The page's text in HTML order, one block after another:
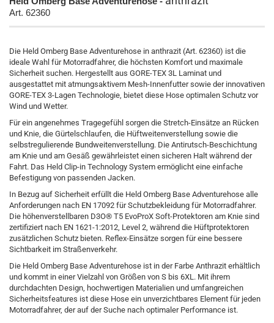
Art. 62360
Die Held Omberg Base Adventurehose in anthrazit (Art. 62360) ist die
ideale Wahl für Motorradfahrer, die höchsten Komfort und maximale
Sicherheit suchen. Hergestellt aus GORE-TEX 3L Laminat und
ausgestattet mit atmungsaktivem Mesh-Innenfutter sowie der innovativen
GORE-TEX 3-Lagen Technologie, bietet diese Hose optimalen Schutz vor
Wind und Wetter.
Für ein angenehmes Tragegefühl sorgen die Stretch-Einsätze an Rücken
und Knie, die Gürtelschlaufen, die Hüftweitenverstellung sowie die
selbstregulierende Bundweitenverstellung. Die Antirutsch-Beschichtung
am Knie und am Gesäß gewährleistet einen sicheren Halt während der
Fahrt. Das Held Clip-in Technology System ermöglicht eine einfache
Befestigung von passenden Jacken.
In Bezug auf Sicherheit erfüllt die Held Omberg Base Adventurehose alle
Anforderungen nach EN 17092 für Schutzbekleidung für Motorradfahrer.
Die höhenverstellbaren D3O® T5 EvoProX Soft-Protektoren am Knie sind
zertifiziert nach EN 1621-1:2012, Level 2, während die Hüftprotektoren
zusätzlichen Schutz bieten. Reflex-Einsätze sorgen für eine bessere
Sichtbarkeit im Straßenverkehr.
Die Held Omberg Base Adventurehose ist in der Farbe Anthrazit erhältlich
und kommt in einer Vielzahl von Größen von S bis 6XL. Mit ihrem
durchdachten Design, hochwertigen Materialien und umfangreichen
Sicherheitsfeatures ist diese Hose ein unverzichtbares Element für jeden
Motorradfahrer, der auf der Suche nach optimaler Performance ist.